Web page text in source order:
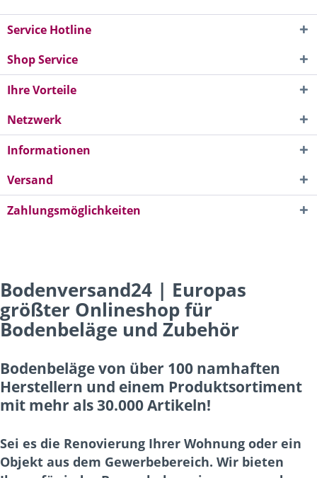
Service Hotline
Shop Service
Ihre Vorteile
Netzwerk
Informationen
Versand
Zahlungsmöglichkeiten
Bodenversand24 | Europas
größter Onlineshop für
Bodenbeläge und Zubehör
Bodenbeläge von über 100 namhaften
Herstellern und einem Produktsortiment
mit mehr als 30.000 Artikeln!
Sei es die Renovierung Ihrer Wohnung oder ein
Objekt aus dem Gewerbebereich. Wir bieten